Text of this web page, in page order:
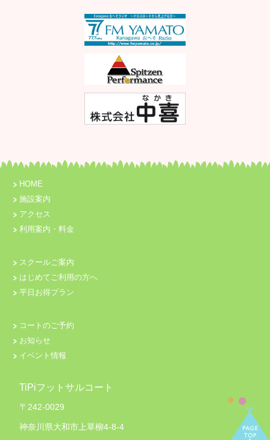
HOME
施設案内
アクセス
利用案内・料金
スクールご案内
はじめてご利用の方へ
平日お得プラン
コートのご予約
お知らせ
イベント情報
TiPiフットサルコート
〒242-0029
神奈川県大和市上草柳4-8-4